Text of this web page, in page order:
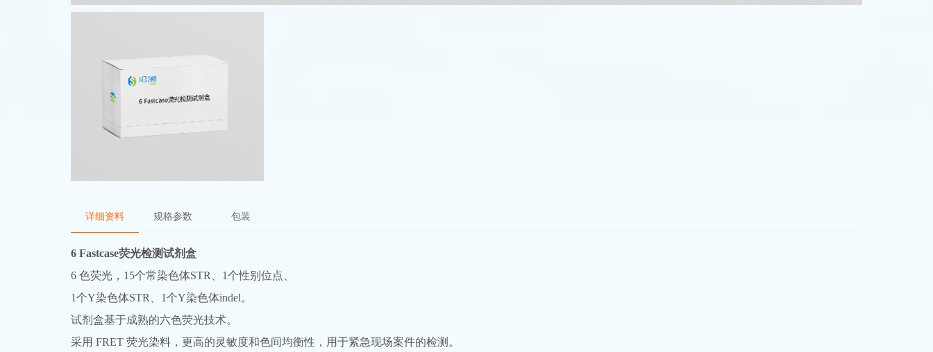
详细资料 规格参数 包装
6 Fastcase荧光检测试剂盒
6 色荧光，15个常染色体STR、1个性别位点、
1个Y染色体STR、1个Y染色体indel。
试剂盒基于成熟的六色荧光技术。
采用 FRET 荧光染料，更高的灵敏度和色间均衡性，用于紧急现场案件的检测。